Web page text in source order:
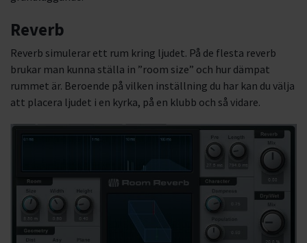
Reverb
Reverb simulerar ett rum kring ljudet. På de flesta reverb
brukar man kunna ställa in ”room size” och hur dämpat
rummet är. Beroende på vilken inställning du har kan du välja
att placera ljudet i en kyrka, på en klubb och så vidare.